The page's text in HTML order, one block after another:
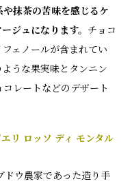
抹茶の苦味を感じるケ
ジュになります。 チョコ
ェノールが含まれてい
うな果実味とタンニン
レートなどのデザート
ロッソ ディ モンタル
ドウ農家であった造り手